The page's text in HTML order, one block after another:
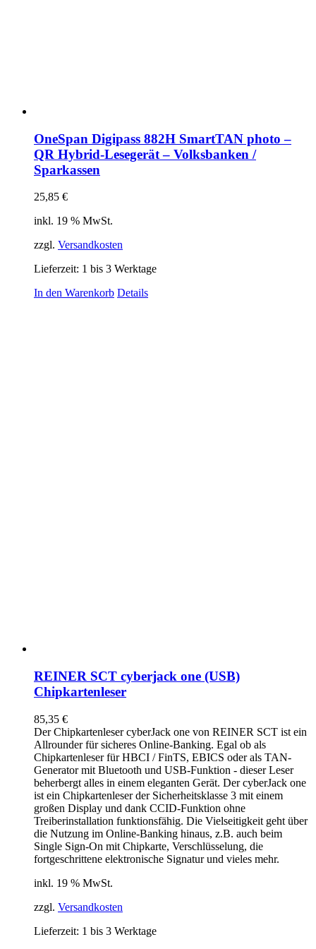
OneSpan Digipass 882H SmartTAN photo –
QR Hybrid-Lesegerät – Volksbanken /
Sparkassen
25,85 €
inkl. 19 % MwSt.
zzgl. Versandkosten
Lieferzeit: 1 bis 3 Werktage
In den Warenkorb Details
REINER SCT cyberjack one (USB)
Chipkartenleser
85,35 €
Der Chipkartenleser cyberJack one von REINER SCT ist ein
Allrounder für sicheres Online-Banking. Egal ob als
Chipkartenleser für HBCI / FinTS, EBICS oder als TAN-
Generator mit Bluetooth und USB-Funktion - dieser Leser
beherbergt alles in einem eleganten Gerät. Der cyberJack one
ist ein Chipkartenleser der Sicherheitsklasse 3 mit einem
großen Display und dank CCID-Funktion ohne
Treiberinstallation funktionsfähig. Die Vielseitigkeit geht über
die Nutzung im Online-Banking hinaus, z.B. auch beim
Single Sign-On mit Chipkarte, Verschlüsselung, die
fortgeschrittene elektronische Signatur und vieles mehr.
inkl. 19 % MwSt.
zzgl. Versandkosten
Lieferzeit: 1 bis 3 Werktage